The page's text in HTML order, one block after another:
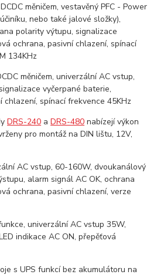
měničem, vestavěný PFC - Power
nebo také jalové složky),
polarity výtupu, signalizace
ochrana, pasivní chlazení, spínací
134KHz
měničem, univerzální AC vstup,
vyčerpané baterie,
chlazení, spínací frekvence 45KHz
DRS-240 aDRS-480 nabízejí výkon
pro montáž na DIN lištu, 12V,
AC vstup, 60-160W, dvoukanálový
alarm signál AC OK, ochrana
ochrana, pasivní chlazení, verze
univerzální AC vstup 35W,
indikace AC ON, přepěťová
s UPS funkcí bez akumulátoru na